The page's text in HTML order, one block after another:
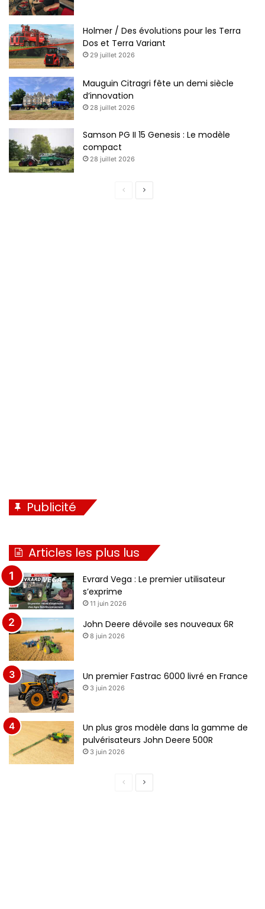
Holmer / Des évolutions pour les Terra
Dos et Terra Variant
29 juillet 2026
Mauguin Citragri fête un demi siècle
d’innovation
28 juillet 2026
Samson PG II 15 Genesis : Le modèle
compact
28 juillet 2026
Page
Page
Publicité
Articles les plus lus
Evrard Vega : Le premier utilisateur
s’exprime
11 juin 2026
John Deere dévoile ses nouveaux 6R
8 juin 2026
Un premier Fastrac 6000 livré en France
3 juin 2026
Un plus gros modèle dans la gamme de
pulvérisateurs John Deere 500R
3 juin 2026
Page
Page